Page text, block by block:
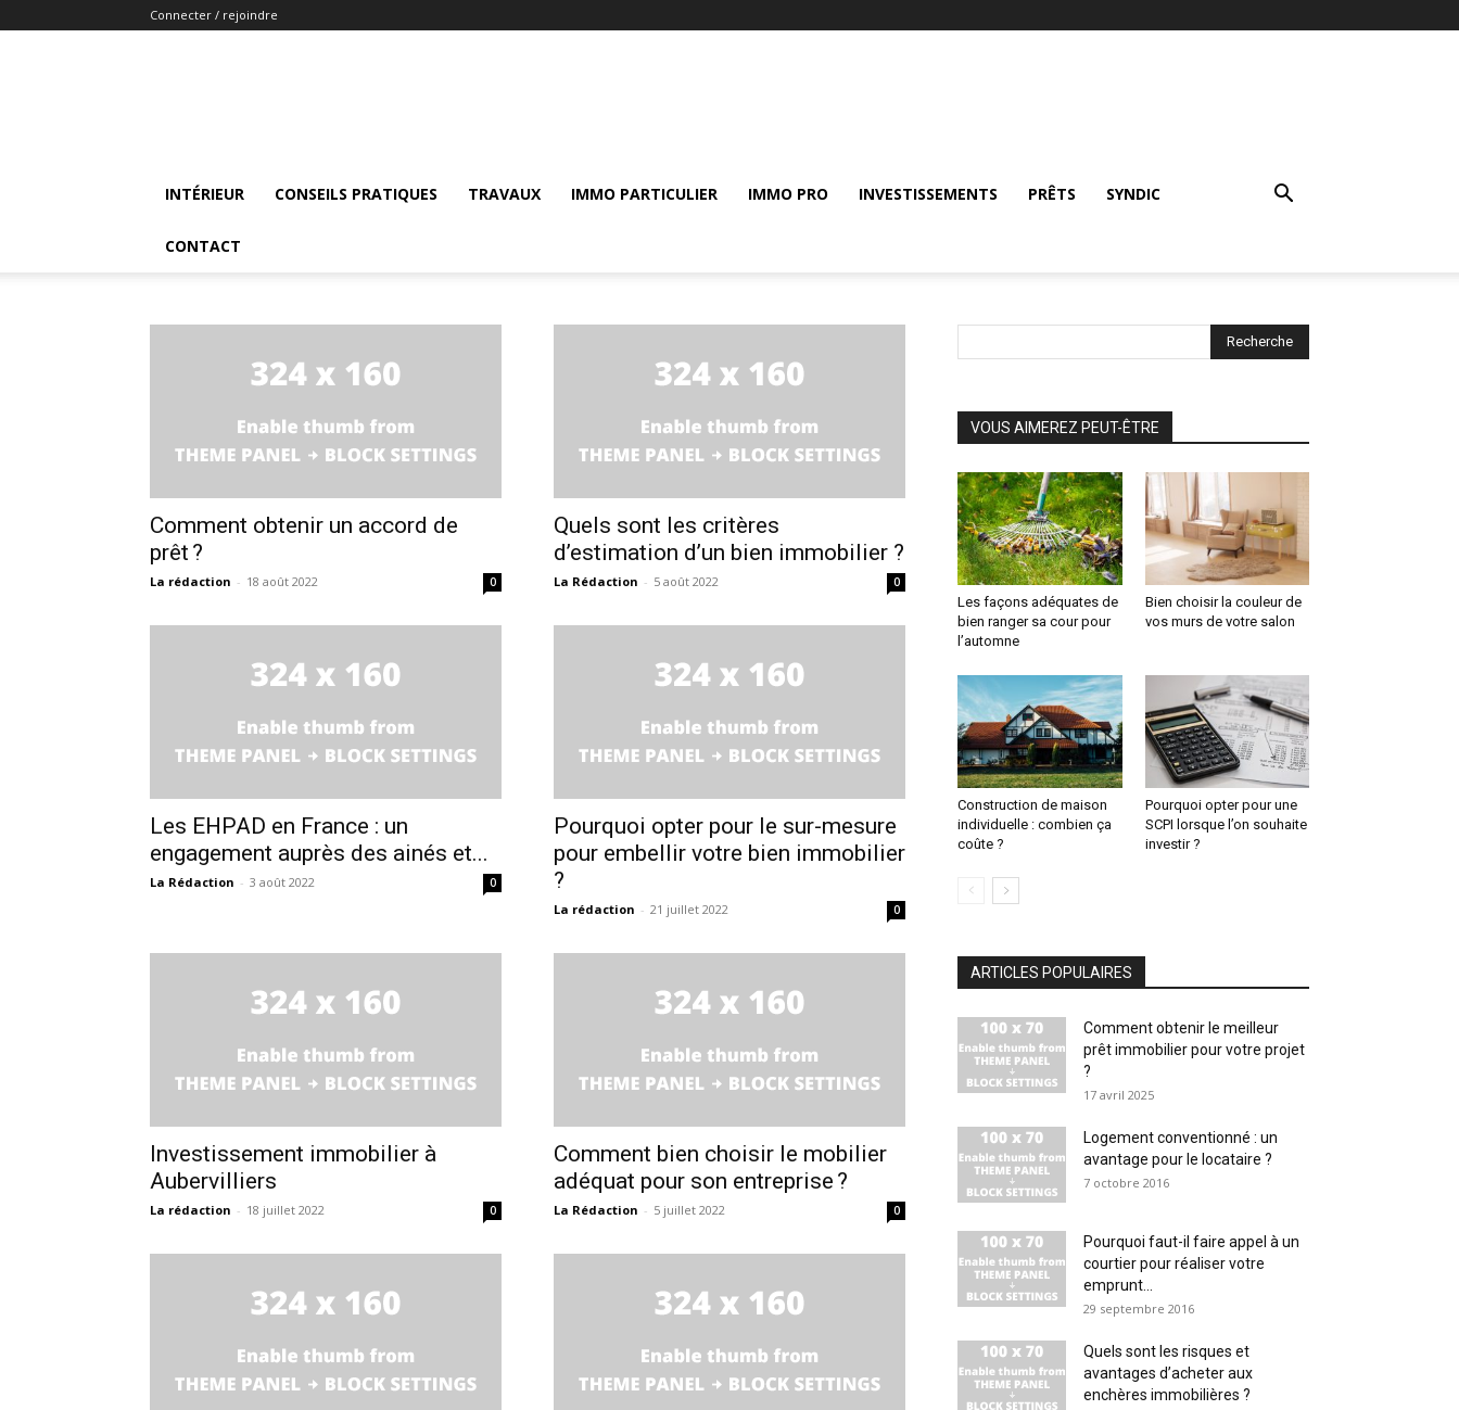
Connecter / rejoindre
INTÉRIEUR CONSEILS PRATIQUES TRAVAUX IMMO PARTICULIER IMMO PRO INVESTISSEMENTS PRÊTS SYNDIC
CONTACT
Comment obtenir un accord de
prêt ?
La rédaction - 18 août 2022 0
Quels sont les critères
d’estimation d’un bien immobilier ?
La Rédaction - 5 août 2022 0
Les EHPAD en France : un
engagement auprès des ainés et...
La Rédaction - 3 août 2022 0
Pourquoi opter pour le sur-mesure
pour embellir votre bien immobilier
?
La rédaction - 21 juillet 2022 0
Investissement immobilier à
Aubervilliers
La rédaction - 18 juillet 2022 0
Comment bien choisir le mobilier
adéquat pour son entreprise ?
La Rédaction - 5 juillet 2022 0
VOUS AIMEREZ PEUT-ÊTRE
Les façons adéquates de
bien ranger sa cour pour
l’automne
Bien choisir la couleur de
vos murs de votre salon
Construction de maison
individuelle : combien ça
coûte ?
Pourquoi opter pour une
SCPI lorsque l’on souhaite
investir ?
ARTICLES POPULAIRES
Comment obtenir le meilleur
prêt immobilier pour votre projet
?
17 avril 2025
Logement conventionné : un
avantage pour le locataire ?
7 octobre 2016
Pourquoi faut-il faire appel à un
courtier pour réaliser votre
emprunt...
29 septembre 2016
Quels sont les risques et
avantages d’acheter aux
enchères immobilières ?